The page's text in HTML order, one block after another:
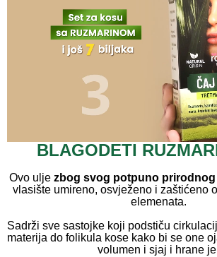
BLAGODETI
Ovo uljezbog svog potpuno prirodnog
vlasište umireno, osvježeno i zaštićeno
elemenata.
Sadrži sve sastojke koji podstiču
materija do folikula kose kako bi se one
volumen i sjaj i hrane